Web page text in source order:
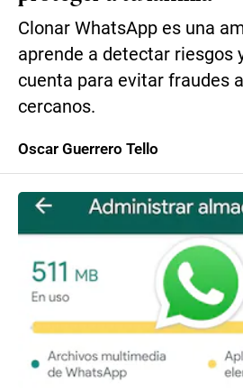
Clonar WhatsApp es una
aprende a detectar riesgos
cuenta para evitar fraudes
cercanos.
Oscar Guerrero Tello